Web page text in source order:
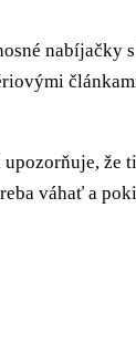
nabíjačky
že
váhať a